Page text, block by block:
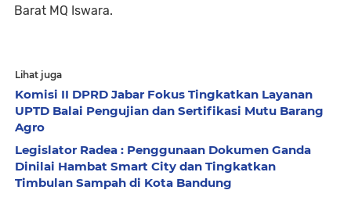
Barat MQ Iswara.
Lihat juga
Komisi II DPRD Jabar Fokus Tingkatkan Layanan
UPTD Balai Pengujian dan Sertifikasi Mutu Barang
Agro
Legislator Radea : Penggunaan Dokumen Ganda
Dinilai Hambat Smart City dan Tingkatkan
Timbulan Sampah di Kota Bandung